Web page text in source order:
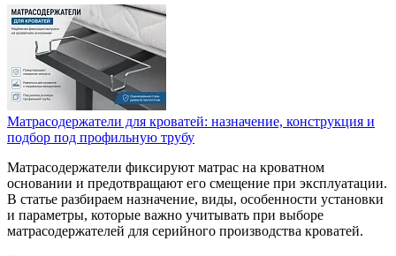
Матрасодержатели для кроватей: назначение, конструкция и
подбор под профильную трубу
Матрасодержатели фиксируют матрас на кроватном
основании и предотвращают его смещение при эксплуатации.
В статье разбираем назначение, виды, особенности установки
и параметры, которые важно учитывать при выборе
матрасодержателей для серийного производства кроватей.